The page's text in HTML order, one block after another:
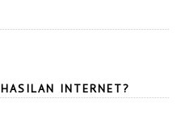
INTERNET?